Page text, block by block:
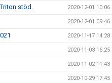
stöd. 2020-12-01 10:06
2020-12-01 09:46
2020-11-17 14:28
2020-11-03 16:25
2020-11-02 11:43
2020-10-29 17:45